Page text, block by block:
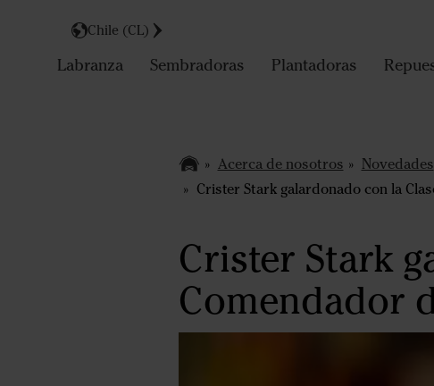
Chile (CL)
Labranza Sembradoras Plantadoras
Acerca de nosotros Novedades
Crister Stark galardonado con la
Crister Stark
Comendador